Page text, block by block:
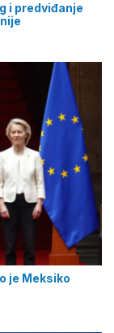
i predviđanje
je Meksiko